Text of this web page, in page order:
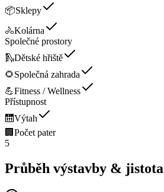
📦Sklepy
🚴Kolárna
Společné prostory
🛝Dětské hřiště
🌻Společná zahrada
💪Fitness / Wellness
Přístupnost
🛗Výtah
🏢 Počet pater
5
Průběh výstavby & jistota